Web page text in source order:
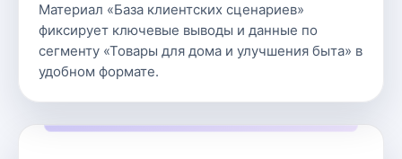
Материал «База клиентских сценариев»
фиксирует ключевые выводы и данные по
сегменту «Товары для дома и улучшения быта» в
удобном формате.